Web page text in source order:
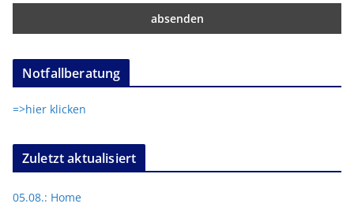
Notfallberatung
=>hier klicken
Zuletzt aktualisiert
05.08.: Home